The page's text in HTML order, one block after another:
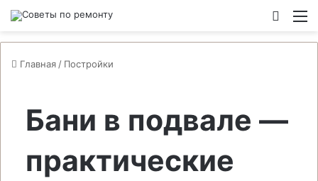
Главная / Постройки
Бани в подвале —
практические